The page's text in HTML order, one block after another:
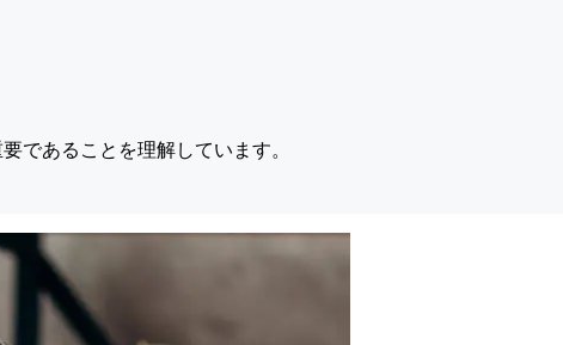
であることを理解しています。